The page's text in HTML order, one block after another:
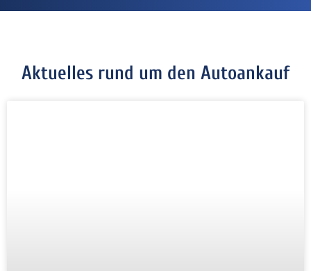
Aktuelles rund um den Autoankauf